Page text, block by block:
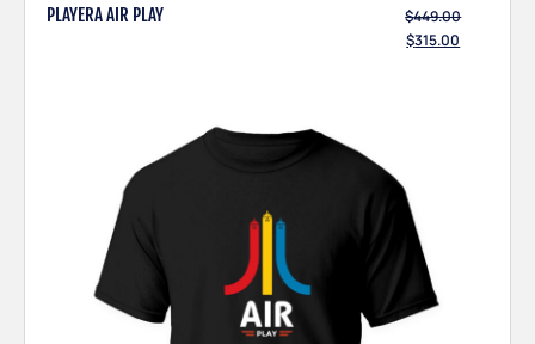
PLAYERA AIR PLAY $449.00
$315.00